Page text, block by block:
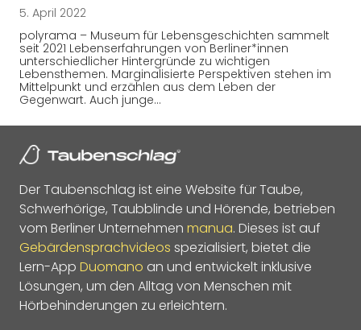
5. April 2022
polyrama – Museum für Lebensgeschichten sammelt
seit 2021 Lebenserfahrungen von Berliner*innen
unterschiedlicher Hintergründe zu wichtigen
Lebensthemen. Marginalisierte Perspektiven stehen im
Mittelpunkt und erzählen aus dem Leben der
Gegenwart. Auch junge…
Der Taubenschlag ist eine Website für Taube,
Schwerhörige, Taubblinde und Hörende, betrieben
vom Berliner Unternehmen manua. Dieses ist auf
Gebärdensprachvideos spezialisiert, bietet die
Lern-App Duomano an und entwickelt inklusive
Lösungen, um den Alltag von Menschen mit
Hörbehinderungen zu erleichtern.